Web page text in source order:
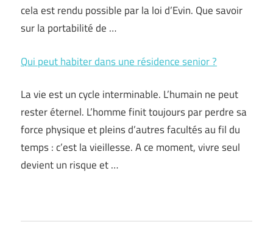
cela est rendu possible par la loi d’Evin. Que savoir
sur la portabilité de …
Qui peut habiter dans une résidence senior ?
La vie est un cycle interminable. L’humain ne peut
rester éternel. L’homme finit toujours par perdre sa
force physique et pleins d’autres facultés au fil du
temps : c’est la vieillesse. A ce moment, vivre seul
devient un risque et …